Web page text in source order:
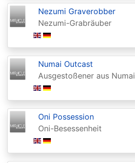
a-
Box
Promos
Champions
of
Kamigawa
Champs
and
States
Promos
Nezumi Graverobber
Nezumi-Grabräuber
Numai Outcast
Ausgestoßener aus Numai
Oni Possession
Oni-Besessenheit